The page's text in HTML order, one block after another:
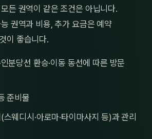
든 권역이 같은 조건은 아닙니다.
권역과 비용, 추가 요금은 예약
이 좋습니다.
분당선 환승·이동 동선에 따른 방문
준비물
웨디시·아로마·타이마사지 등)과 관리